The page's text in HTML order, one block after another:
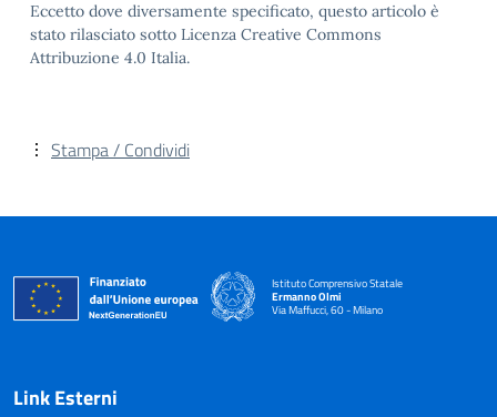
Eccetto dove diversamente specificato, questo articolo è
stato rilasciato sotto Licenza Creative Commons
Attribuzione 4.0 Italia.
Stampa / Condividi
Istituto Comprensivo Statale
Ermanno Olmi
Via Maffucci, 60 - Milano
— Visita la pagina iniziale della scuola
Link Esterni